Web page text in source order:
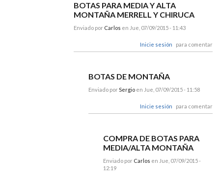
BOTAS PARA MEDIA Y ALTA
MONTAÑA MERRELL Y CHIRUCA
Enviado por Carlos en Jue, 07/09/2015 - 11:43
Inicie sesión para comentar
BOTAS DE MONTAÑA
Enviado por Sergio en Jue, 07/09/2015 - 11:58
Inicie sesión para comentar
COMPRA DE BOTAS PARA
MEDIA/ALTA MONTAÑA
Enviado por Carlos en Jue, 07/09/2015 -
12:19